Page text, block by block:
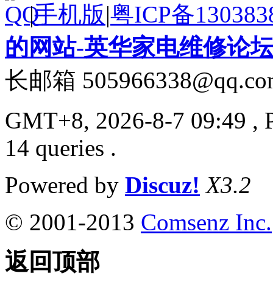
|手机版|粤ICP备
的网站-英华家电维修论
长邮箱
GMT+8, 2026-8-7 09:49 ,
14 queries .
Powered by Discuz! X3.2
© 2001-2013 Comsenz Inc.
返回顶部